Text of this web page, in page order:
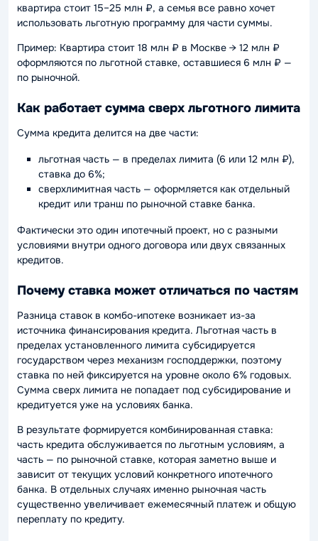
квартира стоит 15–25 млн ₽, а семья все равно хочет
использовать льготную программу для части суммы.
Пример: Квартира стоит 18 млн ₽ в Москве → 12 млн ₽
оформляются по льготной ставке, оставшиеся 6 млн ₽ —
по рыночной.
Как работает сумма сверх льготного лимита
Сумма кредита делится на две части:
льготная часть — в пределах лимита (6 или 12 млн ₽),
ставка до 6%;
сверхлимитная часть — оформляется как отдельный
кредит или транш по рыночной ставке банка.
Фактически это один ипотечный проект, но с разными
условиями внутри одного договора или двух связанных
кредитов.
Почему ставка может отличаться по частям
Разница ставок в комбо-ипотеке возникает из-за
источника финансирования кредита. Льготная часть в
пределах установленного лимита субсидируется
государством через механизм господдержки, поэтому
ставка по ней фиксируется на уровне около 6% годовых.
Сумма сверх лимита не попадает под субсидирование и
кредитуется уже на условиях банка.
В результате формируется комбинированная ставка:
часть кредита обслуживается по льготным условиям, а
часть — по рыночной ставке, которая заметно выше и
зависит от текущих условий конкретного ипотечного
банка. В отдельных случаях именно рыночная часть
существенно увеличивает ежемесячный платеж и общую
переплату по кредиту.